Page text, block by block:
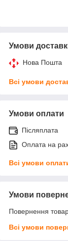
Умови
Нова Пошта
Всі умови
Умови оплати
Післяплата
Оплата на
Всі умови
Умови
Повернення
Всі умови